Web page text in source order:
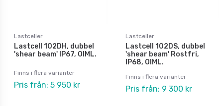
Lastceller
Lastcell 102DH, dubbel
'shear beam' IP67, OIML.
Finns i flera varianter
Pris från: 5 950 kr
Lastceller
Lastcell 102DS, dubbel
'shear beam' Rostfri,
IP68, OIML.
Finns i flera varianter
Pris från: 9 300 kr